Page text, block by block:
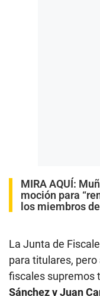
MIRA AQUÍ:
moción para
los miembros
La Junta de
para titulares,
fiscales supremos
Sánchez y Juan